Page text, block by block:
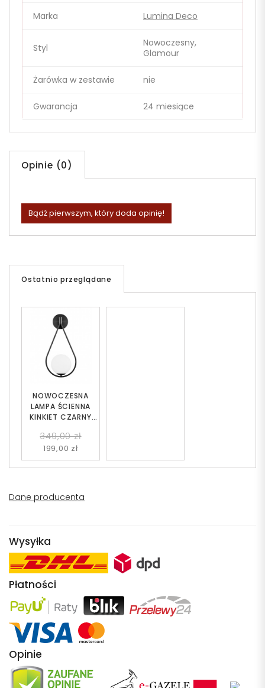
Marka Lumina Deco
Styl
Nowoczesny,
Glamour
Żarówka w zestawie nie
Gwarancja 24 miesiące
Opinie (0)
Bądź pierwszym, który doda opinię!
Ostatnio przeglądane
NOWOCZESNA
LAMPA ŚCIENNA
KINKIET CZARNY
349,00 zł
199,00 zł
Dane producenta
Wysyłka
Płatności
Opinie